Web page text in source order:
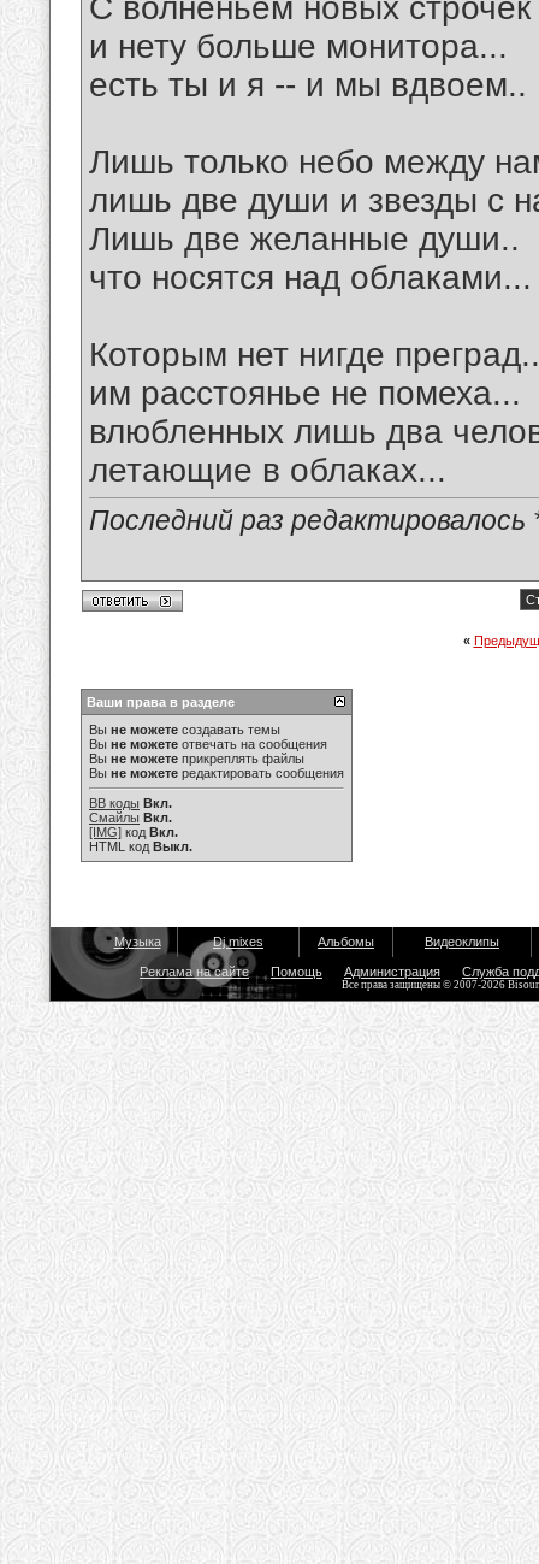
С волненьем новых
и нету больше монитора...
есть ты и я -- и мы вдвоем..
Лишь только небо между
лишь две души и звезды с
Лишь две желанные души..
что носятся над облаками...
Которым нет нигде преград..
им расстоянье не помеха...
влюбленных лишь два
летающие в облаках...
Последний раз
«
Ваши права в разделе
Вы не можете создавать темы
Вы не можете отвечать на сообщения
Вы не можете прикреплять файлы
Вы не можете редактировать сообщения
BB коды Вкл.
Смайлы Вкл.
[IMG] код Вкл.
HTML код Выкл.
Музыка Dj mixes Альбомы Видеоклипы
Реклама на сайте Помощь Администрация Служба
Все права защищены © 2007-2026